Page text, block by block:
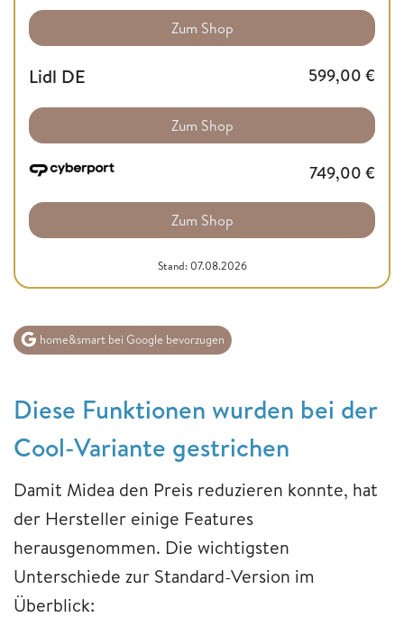
Zum Shop
Lidl DE 599,00 €
Zum Shop
749,00 €
Zum Shop
Stand: 07.08.2026
home&smart bei Google bevorzugen
Diese Funktionen wurden bei der
Cool-Variante gestrichen
Damit Midea den Preis reduzieren konnte, hat
der Hersteller einige Features
herausgenommen. Die wichtigsten
Unterschiede zur Standard-Version im
Überblick: